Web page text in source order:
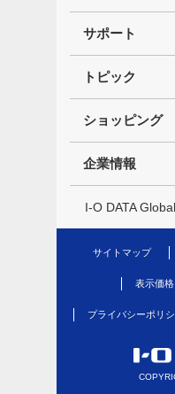
サポート
トピック
ショッピング
企業情報
I-O DATA Global
サイトマップ
表示価
プライバシーポリ